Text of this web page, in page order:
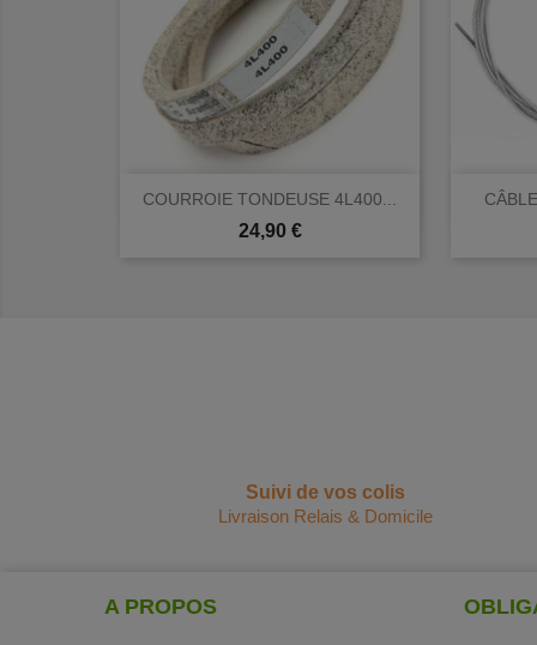
COURROIE TONDEUSE 4L400...
Prix
24,90 €
Aperçu rapide
Suivi de vos colis
Livraison Relais & Domicile
A PROPOS